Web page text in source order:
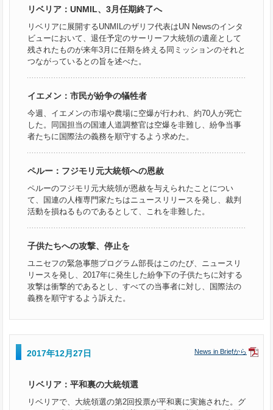
リベリア：UNMIL、3月任期終了へ
リベリアに展開するUNMILのザリフ代表はUN Newsのインタ
ビューにおいて、退任予定のサーリーフ大統領の遺産として
残されたものが来年3月に任期を終える同ミッションのそれと
つながっているとの旨を述べた。
イエメン：市民が紛争の犠牲者
今週、イエメンの市場や農場に空爆が行われ、約70人が死亡
した。同国担当の国連人道調整官は空爆を非難し、紛争当事
者たちに国際法の義務を順守するよう求めた。
ペルー：フジモリ元大統領への恩赦
ペルーのフジモリ元大統領が恩赦を与えられたことについ
て、国連の人権専門家たちはニュースリリースを発し、裁判
活動を損ねるものであるとして、これを非難した。
子供たちへの攻撃、停止を
ユニセフの緊急事態プログラム部長はこのたび、ニュースリ
リースを発し、2017年に発生した紛争下の子供たちに対する
攻撃は衝撃的であるとし、すべての当事者に対し、国際法の
義務を順守するよう訴えた。
2017年12月27日 News in Briefから
リベリア：平和裏の大統領選
リベリアで、大統領選の第2回投票が平和裏に実施された。グ